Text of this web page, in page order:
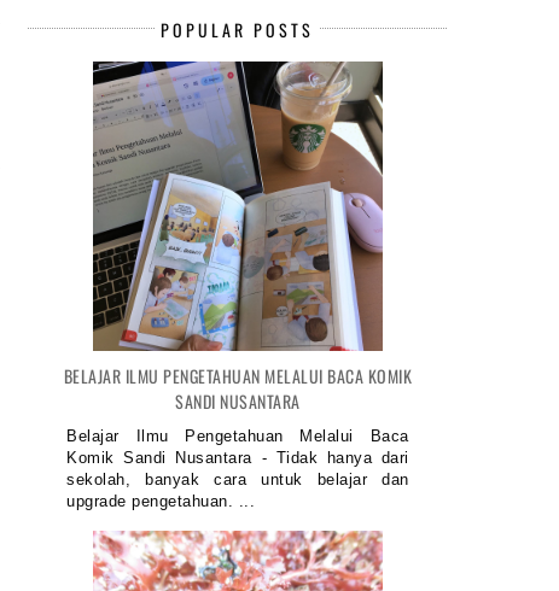
POPULAR POSTS
BELAJAR ILMU PENGETAHUAN MELALUI BACA KOMIK
SANDI NUSANTARA
Belajar Ilmu Pengetahuan Melalui Baca
Komik Sandi Nusantara - Tidak hanya dari
sekolah, banyak cara untuk belajar dan
upgrade pengetahuan. ...